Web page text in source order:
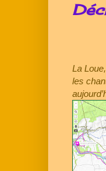
La
les